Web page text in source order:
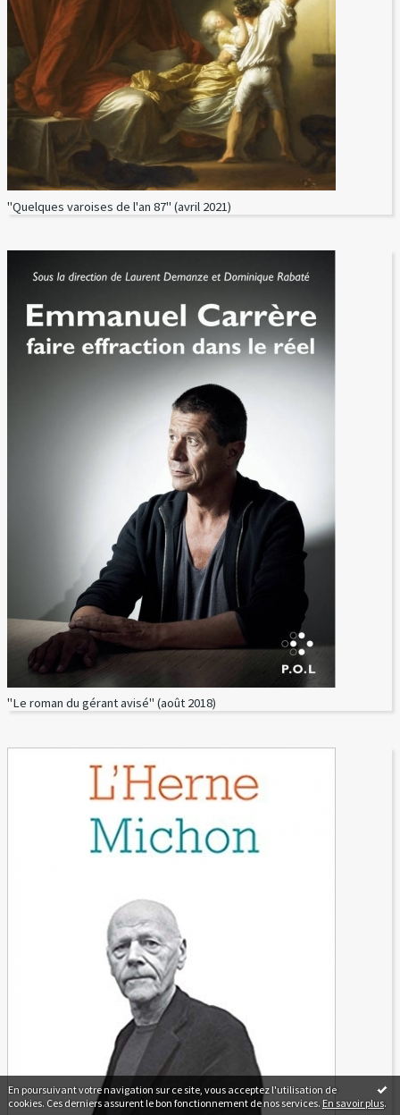
En poursuivant votre navigation sur ce site, vous acceptez l'utilisation de
cookies. Ces derniers assurent le bon fonctionnement de nos services. En savoir plus.
"Quelques varoises de l'an 87" (avril 2021)
"Le roman du gérant avisé" (août 2018)